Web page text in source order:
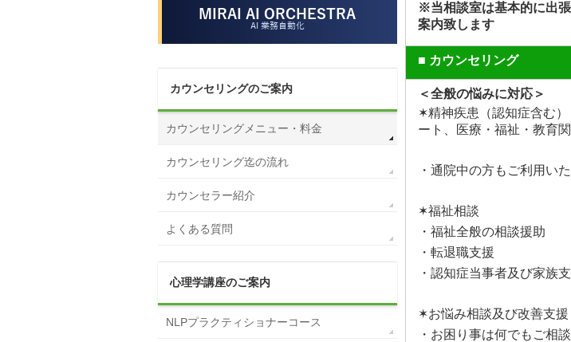
※当相談室は基本的に出
案内致します
■ カウンセリング
＜全般の悩みに対応＞
✶精神疾患（認知症含む
ート、医療・福祉・教育
・通院中の方もご利用い
✶福祉相談
・福祉全般の相談援助
・転退職支援
・認知症当事者及び家族
✶お悩み相談及び改善支援
・お困り事は何でもご相
カウンセリングのご案内
カウンセリングメニュー・料金
カウンセリング迄の流れ
カウンセラー紹介
よくある質問
心理学講座のご案内
NLPプラクティショナーコース